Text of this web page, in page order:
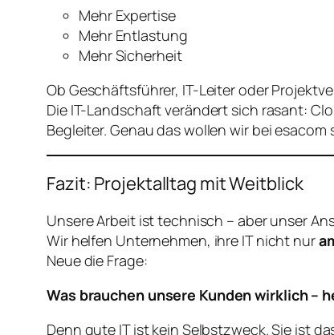
Mehr Expertise
Mehr Entlastung
Mehr Sicherheit
Ob Geschäftsführer, IT-Leiter oder
Die IT-Landschaft verändert sich rasant:
Begleiter. Genau das wollen wir bei esacom
Fazit: Projektalltag mit Weitblick
Unsere Arbeit ist technisch – aber unser
Wir helfen Unternehmen, ihre IT nicht nur
Neue die Frage:
Was brauchen unsere Kunden wirklich –
Denn gute IT ist kein Selbstzweck. Sie ist